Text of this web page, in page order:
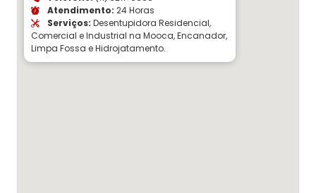
Atendimento: 24 Horas
Serviços: Desentupidora Residencial,
Comercial e Industrial na Mooca, Encanador,
Limpa Fossa e Hidrojatamento.